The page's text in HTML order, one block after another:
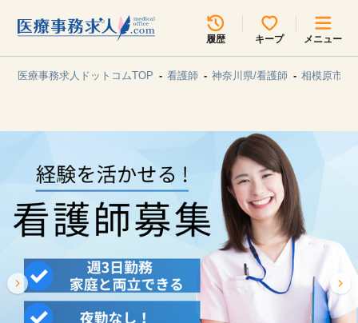
履歴 キープ メニュー
無料転職サポート お問い合わせ
見学会・イベント情報
医療事務まるわかりコラム
医療事務求人ドットコムTOP 看護師 神奈川県/看護師 相模原市/
所在地のエリアを選択してください
各支店担当よりご連絡させていただきます。
関東 関西
東海 北海道・東北
甲信越・北陸 中国・四国
九州・沖縄